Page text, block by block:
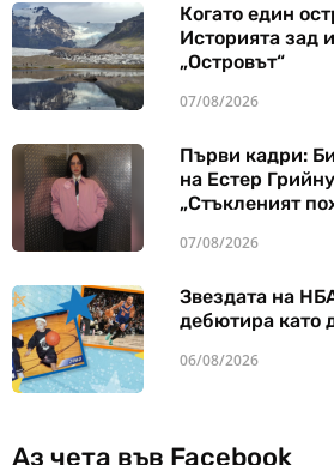
Когато един
Историята зад
„Островът“
07/08/2026
Първи кадри:
на Естер
„Стъкленият
07/08/2026
Звездата на
дебютира като
06/08/2026
Аз чета във Facebook